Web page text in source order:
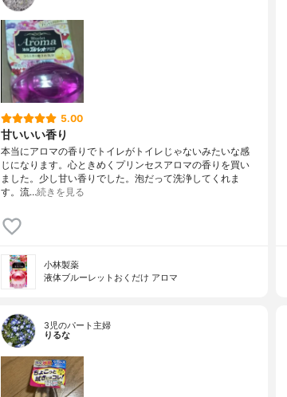
5.00
甘いいい香り
本当にアロマの香りでトイレがトイレじゃないみたいな感
じになります。心ときめくプリンセスアロマの香りを買い
ました。少し甘い香りでした。泡だって洗浄してくれま
す。流…続きを見る
小林製薬
液体ブルーレットおくだけ アロマ
3児のパート主婦
りるな